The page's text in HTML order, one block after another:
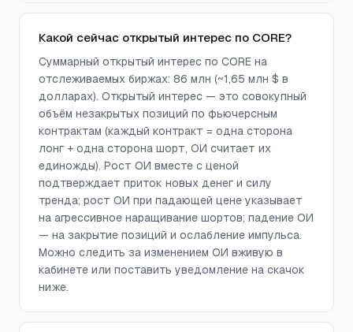
Какой сейчас открытый интерес по CORE?
Суммарный открытый интерес по CORE на
отслеживаемых биржах: 86 млн (~1,65 млн $ в
долларах). Открытый интерес — это совокупный
объём незакрытых позиций по фьючерсным
контрактам (каждый контракт = одна сторона
лонг + одна сторона шорт, ОИ считает их
единожды). Рост ОИ вместе с ценой
подтверждает приток новых денег и силу
тренда; рост ОИ при падающей цене указывает
на агрессивное наращивание шортов; падение ОИ
— на закрытие позиций и ослабление импульса.
Можно следить за изменением ОИ вживую в
кабинете или поставить уведомление на скачок
ниже.